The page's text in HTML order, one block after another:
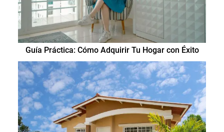
Guía Práctica: Cómo Adquirir Tu Hogar con Éxito